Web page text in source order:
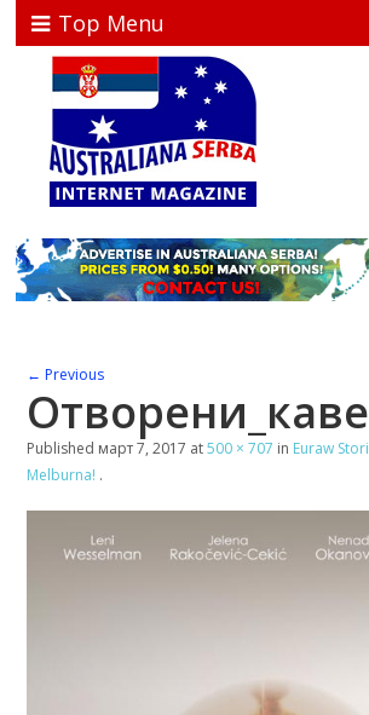
Top Menu
← Previous
Published март 7, 2017 at500 × 707 in Euraw
Melburna! .